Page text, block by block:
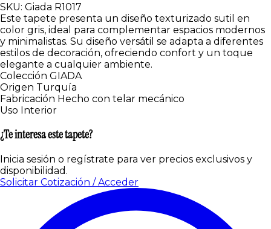
SKU: Giada R1017
Este tapete presenta un diseño texturizado sutil en
color gris, ideal para complementar espacios modernos
y minimalistas. Su diseño versátil se adapta a diferentes
estilos de decoración, ofreciendo confort y un toque
elegante a cualquier ambiente.
Colección GIADA
Origen Turquía
Fabricación Hecho con telar mecánico
Uso Interior
¿Te interesa este tapete?
Inicia sesión o regístrate para ver precios exclusivos y
disponibilidad.
Solicitar Cotización / Acceder